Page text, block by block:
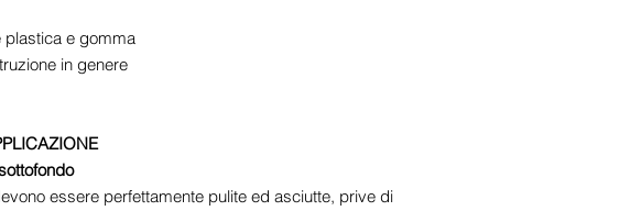
plastica e gomma
in genere
essere perfettamente pulite ed asciutte, prive di